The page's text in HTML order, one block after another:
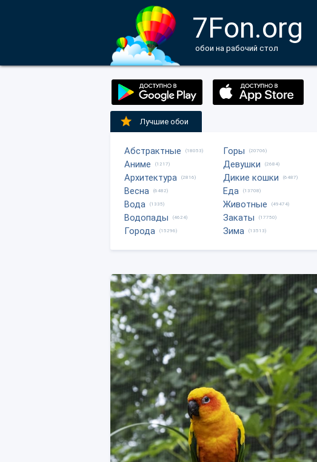
7Fon.org
обои на рабочий стол
Лучшие обои
Абстрактные (18053)
Аниме (1217)
Архитектура (2816)
Весна (6482)
Вода (1335)
Водопады (4624)
Города (15296)
Горы (20706)
Девушки (2684)
Дикие кошки (6487)
Еда (13708)
Животные (49474)
Закаты (17750)
Зима (13513)